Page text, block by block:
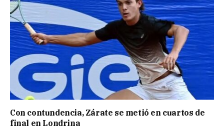
Con contundencia, Zárate se metió en cuartos de
final en Londrina